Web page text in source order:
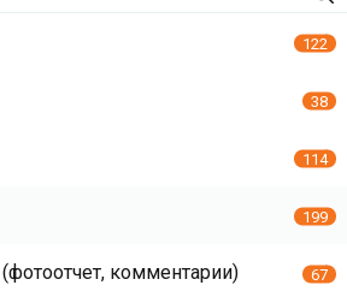
122
38
114
199
комментарии) 67